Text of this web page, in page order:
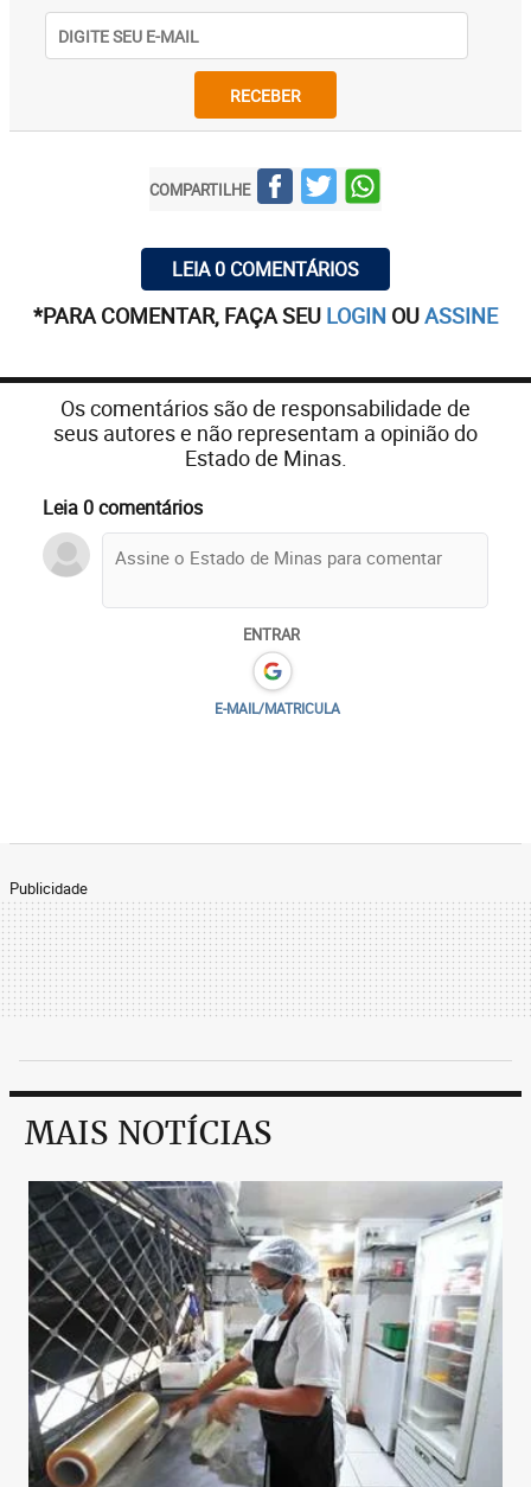
RECEBER
COMPARTILHE
LEIA 0 COMENTÁRIOS
*PARA COMENTAR, FAÇA SEU LOGIN OUASSINE
Os comentários são de responsabilidade de
seus autores e não representam a opinião do
Estado de Minas.
Leia 0 comentários
ENTRAR
E-MAIL/MATRICULA
Publicidade
MAIS NOTÍCIAS